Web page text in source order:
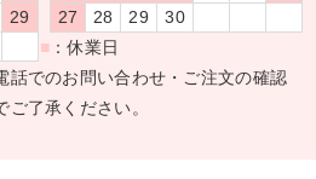
29
27
28 29
30
■ ：休業日
話でのお問い合わせ・ご注文の確認
了承ください。